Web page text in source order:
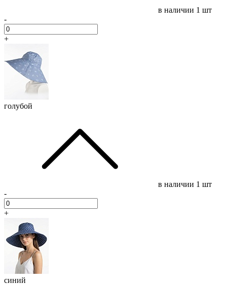
в наличии 1 шт
-
+
голубой
в наличии 1 шт
-
+
синий